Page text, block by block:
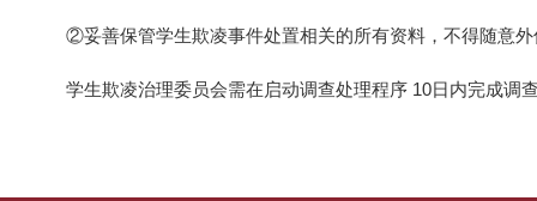
②妥善保管学生欺凌事件处置相关的所有资料，不得随意
学生欺凌治理委员会需在启动调查处理程序 10日内完成调